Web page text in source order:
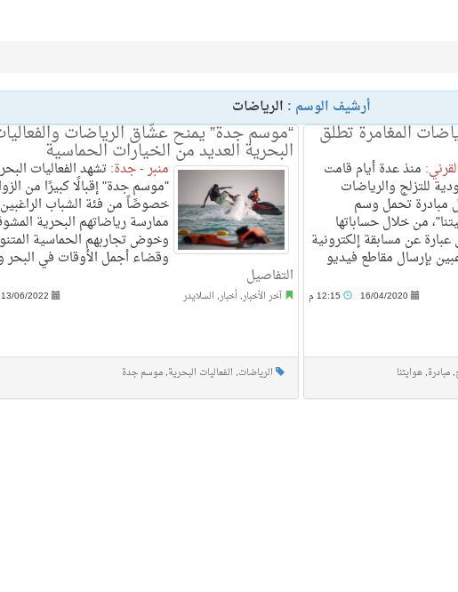
أرشيف الوسم : الرياضات
“موسم جدة” يمنح عشّاق الرياضات
البحرية العديد من الخيارات الحماسية
منبر - جدة:تشهد الفعاليات
"موسم جدة" إقبالًا كبيرًا من
خصوصًاً من فئة الشباب
ممارسة رياضاتهم البحرية
وخوض تجاربهم الحماسية
وقضاء أجمل الأوقات في
التفاصيل
آخر الأخبار,أخبار, السلايدر 13/06/2022
الرياضات, الفعاليات البحرية,موسم جدة
المغامرة تطلق
منذ عدة أيام قامت
للتزلج والرياضات
مبادرة تحمل وسم
من خلال حساباتها
عن مسابقة إلكترونية
بإرسال مقاطع فيديو
16/04/2020
,مبادرة,هوايتنا